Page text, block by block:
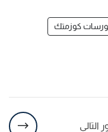
كوزمتك
التالي